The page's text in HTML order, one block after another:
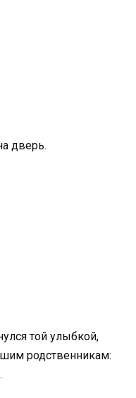
дверь.
той улыбкой,
родственникам: